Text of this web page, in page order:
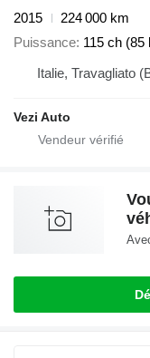
2015
224 000 km
Puissance 115 ch (85
Italie, Travagliato
Vezi Auto